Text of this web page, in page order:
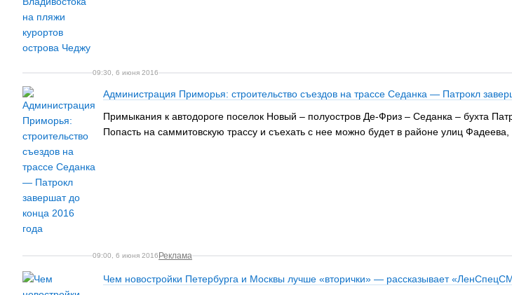
09:30, 6 июня 2016
Администрация Приморья: строительство съездов на трассе Седанка — Патрокл
Примыкания к автодороге поселок Новый – полуостров Де-Фриз – Седанка – бухта
Попасть на саммитовскую трассу и съехать с нее можно будет в районе улиц
09:00, 6 июня 2016 Реклама
Чем новостройки Петербурга и Москвы лучше «вторички» — рассказывает